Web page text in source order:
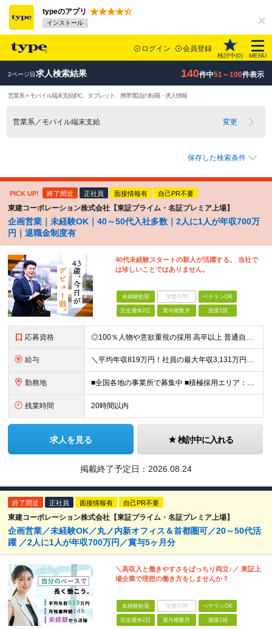
typeのアプリ
インストール
ログイン 会員登録
検討中(0) MENU
2ページ目求人検索結果 140件中51～100件表示
営業系 × モバイル端末支給(PC、タブレット、携帯電話)の転職・求人情報
営業系／モバイル端末支給 変更
保存した検索条件
PICK UP! 終了間近 正社員 面接情報有 自己PR不要
東建コーポレーション株式会社【東証プライム・名証プレミア上場】
企画営業｜未経験OK｜40～50代入社多数｜2人に1人が年収700万
円｜退職金制度有
40代未経験スタートの新人が活躍する。 当社で
は珍しいことではありません。
未経験歓迎 学歴不問 ベテランOK
完全週休2日 賞与複数月 面接1回
応募資格 ◎100％人物や意欲重視の採用 高卒以上 普通自動車第一種運転免許取得者（AT限定可） ★職歴は全く問いません！ 前向きにコツコツと向き合える方であれば結果がついてくるお仕事です。 現職・無職、正社
給与 ＼平均年収819万円！社員の最大年収3,131万円／ ＼2人に1人が年収700万円以上／ ＼5人に1人が年収1,000万円以上！／ 固定給だけで、年収524万円も可能！ インセンティブだけでなく固定給
勤務地 ■全国各地の事業所で募集中 ■積極採用エリア：東京・神奈川・埼玉・千葉・愛知 ※希望の勤務地で働ける！通勤可能な事業所を選定していきます ※地元に戻って働きたいUターン希望者も歓迎します！ ※社用車を
残業時間 20時間以内
求人を見る 検討中に入れる
掲載終了予定日： 2026.08.24
終了間近 正社員 面接情報有 自己PR不要
東建コーポレーション株式会社【東証プライム・名証プレミア上場】
企画営業／未経験OK／丸ノ内新オフィス＆首都圏可／20～50代活
躍 ／2人に1人が年収700万円／賞与5ヶ月分
＼高収入と働きやすさをばっちり両立♪／ 東証上
場企業で理想の働き方をしませんか？
未経験歓迎 学歴不問 ベテランOK
完全週休2日 賞与複数月 面接1回